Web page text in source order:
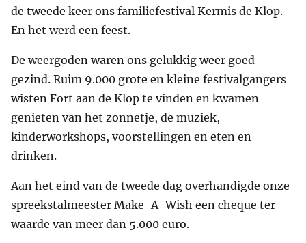
de tweede keer ons familiefestival Kermis de Klop.
En het werd een feest.
De weergoden waren ons gelukkig weer goed
gezind. Ruim 9.000 grote en kleine festivalgangers
wisten Fort aan de Klop te vinden en kwamen
genieten van het zonnetje, de muziek,
kinderworkshops, voorstellingen en eten en
drinken.
Aan het eind van de tweede dag overhandigde onze
spreekstalmeester Make-A-Wish een cheque ter
waarde van meer dan 5.000 euro.